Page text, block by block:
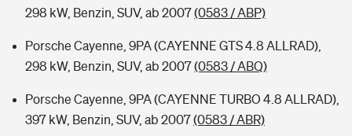
298 kW, Benzin, SUV, ab 2007(0583 / ABP)
Porsche Cayenne, 9PA (CAYENNE GTS 4.8 ALLRAD),
298 kW, Benzin, SUV, ab 2007(0583 / ABQ)
Porsche Cayenne, 9PA (CAYENNE TURBO 4.8 ALLRAD),
397 kW, Benzin, SUV, ab 2007(0583 / ABR)